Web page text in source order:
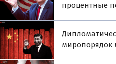
процентные
миропорядок